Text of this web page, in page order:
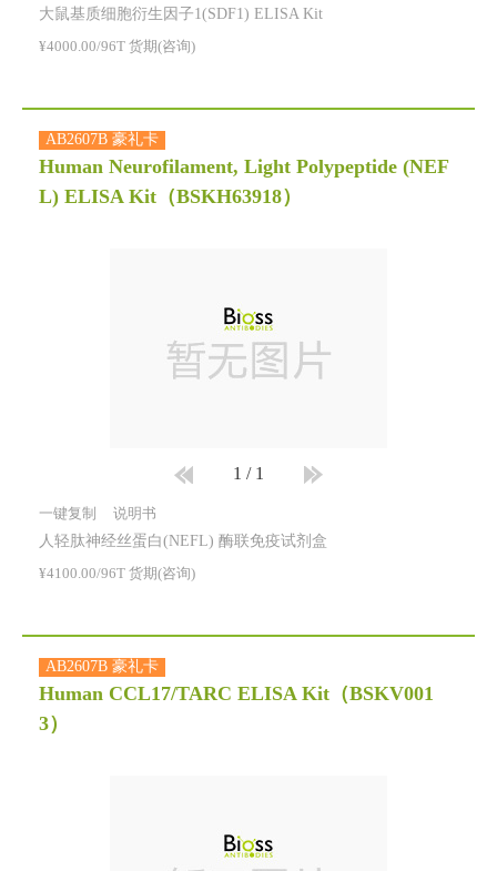
大鼠基质细胞衍生因子1(SDF1) ELISA Kit
¥4000.00/96T 货期(咨询)
AB2607B 豪礼卡
Human Neurofilament, Light Polypeptide (NEF
L) ELISA Kit （BSKH63918）
1 / 1
一键复制 说明书
人轻肽神经丝蛋白(NEFL) 酶联免疫试剂盒
¥4100.00/96T 货期(咨询)
AB2607B 豪礼卡
Human CCL17/TARC ELISA Kit （BSKV001
3）